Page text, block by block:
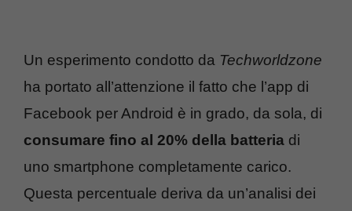
Un esperimento condotto da Techworldzone
ha portato all’attenzione il fatto che l’app di
Facebook per Android è in grado, da sola, di
consumare fino al 20% della batteria di
uno smartphone completamente carico.
Questa percentuale deriva da un’analisi dei